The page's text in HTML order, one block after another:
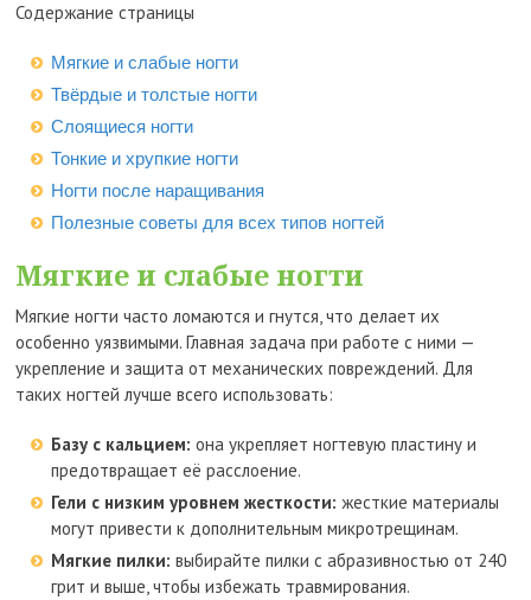
Содержание страницы
Мягкие и слабые ногти
Твёрдые и толстые ногти
Слоящиеся ногти
Тонкие и хрупкие ногти
Ногти после наращивания
Полезные советы для всех типов ногтей
Мягкие и слабые ногти
Мягкие ногти часто ломаются и гнутся, что делает их
особенно уязвимыми. Главная задача при работе с ними —
укрепление и защита от механических повреждений. Для
таких ногтей лучше всего использовать:
Базу с кальцием: она укрепляет ногтевую пластину и
предотвращает её расслоение.
Гели с низким уровнем жесткости: жесткие материалы
могут привести к дополнительным микротрещинам.
Мягкие пилки: выбирайте пилки с абразивностью от 240
грит и выше, чтобы избежать травмирования.